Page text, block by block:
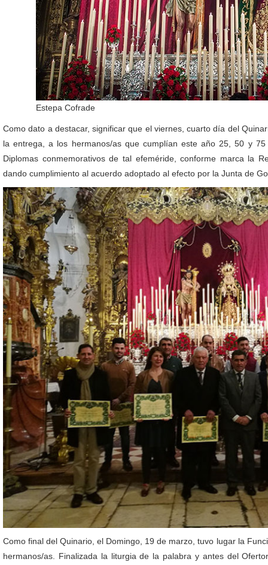
Estepa Cofrade
Como dato a destacar, significar que el viernes, cuarto día del
la entrega, a los hermanos/as que cumplían este año 25, 50 y
Diplomas conmemorativos de tal efeméride, conforme marca la
dando cumplimiento al acuerdo adoptado al efecto por la Junta de
Como final del Quinario, el Domingo, 19 de marzo, tuvo lugar la
hermanos/as. Finalizada la liturgia de la palabra y antes del